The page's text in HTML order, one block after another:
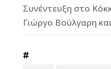
Συνέντευξη στο
Γιώργο Βούλγαρη
#